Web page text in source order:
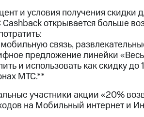
Умные часы и
и получайте доход 15%
МТС Супер дешевле при оплате с
и условия получения скидки
открывается больше
связь,
предложение линейки
и использовать как скидку
МТС.**
участники акции «20%
на Мобильный интернет и